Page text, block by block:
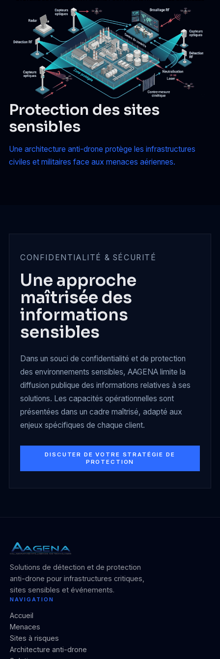
Protection des sites
sensibles
Une architecture anti-drone protège les infrastructures
civiles et militaires face aux menaces aériennes.
CONFIDENTIALITÉ & SÉCURITÉ
Une approche
maîtrisée des
informations
sensibles
Dans un souci de confidentialité et de protection
des environnements sensibles, AAGENA limite la
diffusion publique des informations relatives à ses
solutions. Les capacités opérationnelles sont
présentées dans un cadre maîtrisé, adapté aux
enjeux spécifiques de chaque client.
DISCUTER DE VOTRE STRATÉGIE DE
PROTECTION
Solutions de détection et de protection
anti-drone pour infrastructures critiques,
sites sensibles et événements.
NAVIGATION
Accueil
Menaces
Sites à risques
Architecture anti-drone